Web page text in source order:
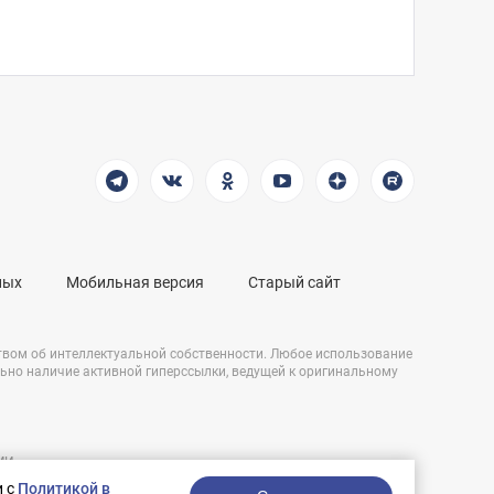
с Политикой в
Мобильная версия Старый сайт
об интеллектуальной собственности. Любое использование
наличие активной гиперссылки, ведущей к оригинальному
nologostudio.ru.